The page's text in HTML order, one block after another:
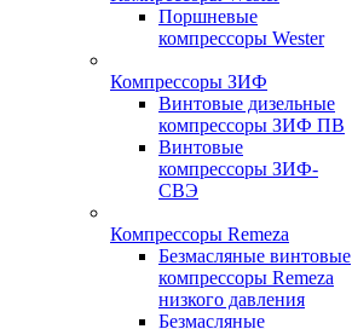
Поршневые
компрессоры Wester
Компрессоры ЗИФ
Винтовые дизельные
компрессоры ЗИФ ПВ
Винтовые
компрессоры ЗИФ-
СВЭ
Компрессоры Remeza
Безмасляные винтовые
компрессоры Remeza
низкого давления
Безмасляные